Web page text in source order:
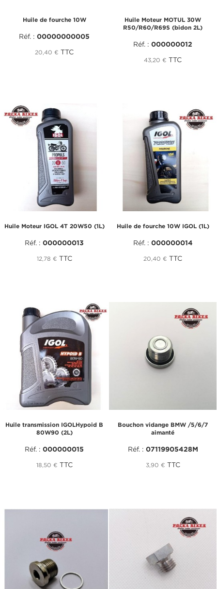
Huile de fourche 10W
Réf. : 00000000005
20,40 € TTC
Huile Moteur MOTUL 30W
R50/R60/R69S (bidon 2L)
Réf. : 000000012
43,20 € TTC
Huile Moteur IGOL 4T 20W50 (1L)
Réf. : 000000013
12,78 € TTC
Huile de fourche 10W IGOL (1L)
Réf. : 000000014
20,40 € TTC
Huile transmission IGOLHypoid B
80W90 (2L)
Réf. : 000000015
18,50 € TTC
Bouchon vidange BMW /5/6/7
aimanté
Réf. : 07119905428M
3,90 € TTC